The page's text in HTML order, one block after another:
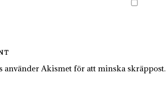
använder Akismet för att minska skräppost.